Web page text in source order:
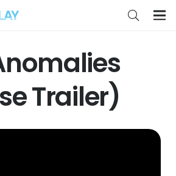
Trailer)